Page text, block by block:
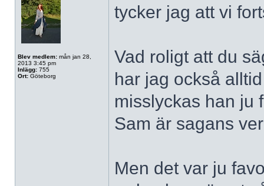
Blev medlem: mån jan 28,
2013 3:45 pm
Inlägg: 755
Ort: Göteborg
tycker jag att vi
Vad roligt att du
har jag också
misslyckas han ju
Sam är sagans
Men det var ju